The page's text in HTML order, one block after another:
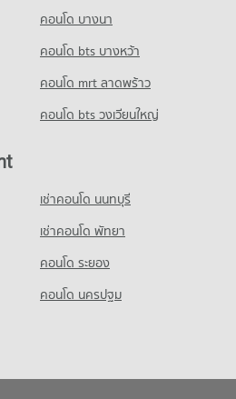
22
27
27
คอนโด บางนา
คอนโด bts บางหว้า
คอนโด mrt ลาดพร้าว
คอนโด bts วงเวียนใหญ่
เช่าคอนโด นนทบุรี
เช่าคอนโด พัทยา
คอนโด ระยอง
คอนโด นครปฐม